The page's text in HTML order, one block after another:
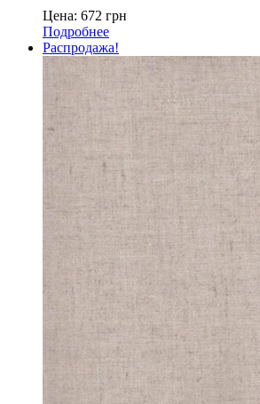
Цена: 672 грн
Подробнее
Распродажа!